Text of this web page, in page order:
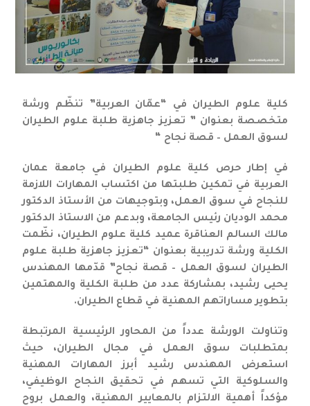
كلية علوم الطيران في “عمّان العربية” تنظّم ورشة
متخصصة بعنوان ” تعزيز جاهزية طلبة علوم الطيران
لسوق العمل – قصة نجاح “
في إطار حرص كلية علوم الطيران في جامعة عمان
العربية في تمكين طلبتها من اكتساب المهارات اللازمة
للنجاح في سوق العمل، وبتوجيهات من الأستاذ الدكتور
محمد الوديان رئيس الجامعة، وبدعم من الاستاذ الدكتور
مالك السالم العناقرة عميد كلية علوم الطيران، نظّمت
الكلية ورشة تدريبية بعنوان “تعزيز جاهزية طلبة علوم
الطيران لسوق العمل – قصة نجاح” قدّمها المهندس
يحيى رشيد، بمشاركة عدد من طلبة الكلية والمهتمين
بتطوير مساراتهم المهنية في قطاع الطيران.
وتناولت الورشة عدداً من المحاور الرئيسية المرتبطة
بمتطلبات سوق العمل في مجال الطيران، حيث
استعرض المهندس رشيد أبرز المهارات المهنية
والسلوكية التي تسهم في تحقيق النجاح الوظيفي،
مؤكداً أهمية الالتزام بالمعايير المهنية، والعمل بروح